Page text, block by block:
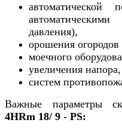
давления),
орошения огородов
моечного
увеличения напора,
систем
Важные параметры
4HRm 18/ 9 - PS: